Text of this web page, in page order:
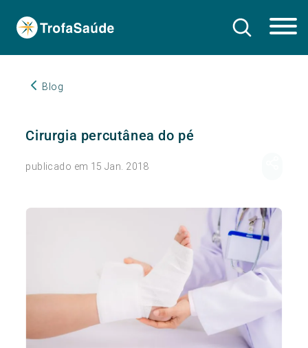
Blog
Cirurgia percutânea do pé
publicado em 15 Jan. 2018